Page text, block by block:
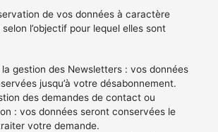
de vos données à caractère
l’objectif pour lequel elles sont
la gestion des Newsletters : vos données
jusqu’à votre désabonnement.
des demandes de contact ou
: vos données seront conservées le
votre demande.